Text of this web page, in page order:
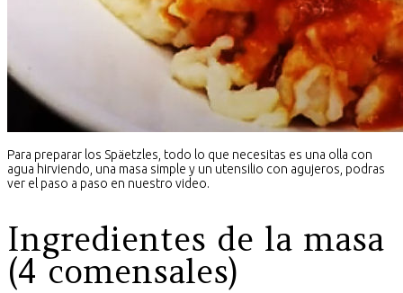
Para preparar los Späetzles, todo lo que necesitas es una olla con
agua hirviendo, una masa simple y un utensilio con agujeros, podras
ver el paso a paso en nuestro video.
Ingredientes de la masa
(4 comensales)